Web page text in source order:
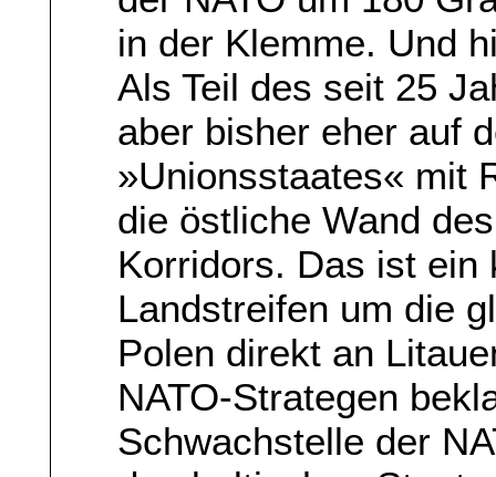
in der Klemme. Und
Als Teil des seit 25
aber bisher eher auf
»Unionsstaates« mit
die östliche Wand
Korridors. Das ist ein
Landstreifen um die
Polen direkt an
NATO-Strategen
Schwachstelle der